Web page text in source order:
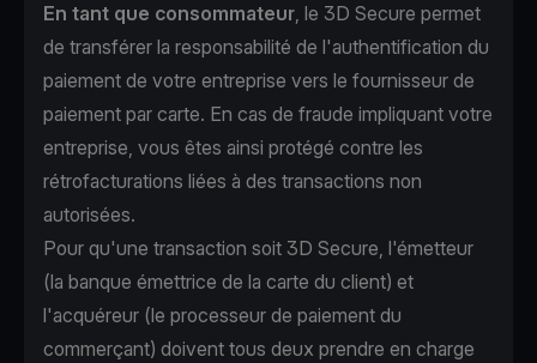
En tant que consommateur, le 3D Secure permet
de transférer la responsabilité de l'authentification du
paiement de votre entreprise vers le fournisseur de
paiement par carte. En cas de fraude impliquant votre
entreprise, vous êtes ainsi protégé contre les
rétrofacturations liées à des transactions non
autorisées.
Pour qu'une transaction soit 3D Secure, l'émetteur
(la banque émettrice de la carte du client) et
l'acquéreur (le processeur de paiement du
commerçant) doivent tous deux prendre en charge